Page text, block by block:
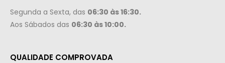
Segunda a Sexta, das 06:30 às 16:30.
Aos Sábados das 06:30 às 10:00.
QUALIDADE COMPROVADA